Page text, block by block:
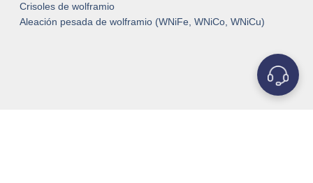
Crisoles de wolframio
Aleación pesada de wolframio (WNiFe, WNiCo, WNiCu)